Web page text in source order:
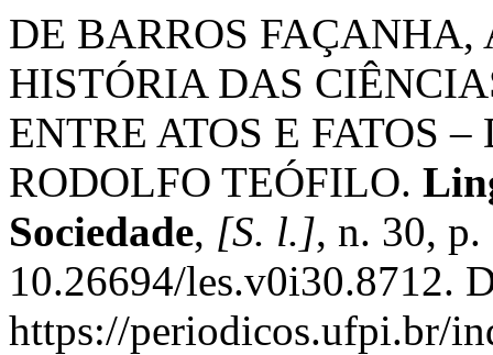
DE BARROS FAÇANHA,
HISTÓRIA DAS
ENTRE ATOS E FATOS
RODOLFO TEÓFILO.
Sociedade, [S. l.], n. 30,
10.26694/les.v0i30.8712.
https://periodicos.ufpi.br/